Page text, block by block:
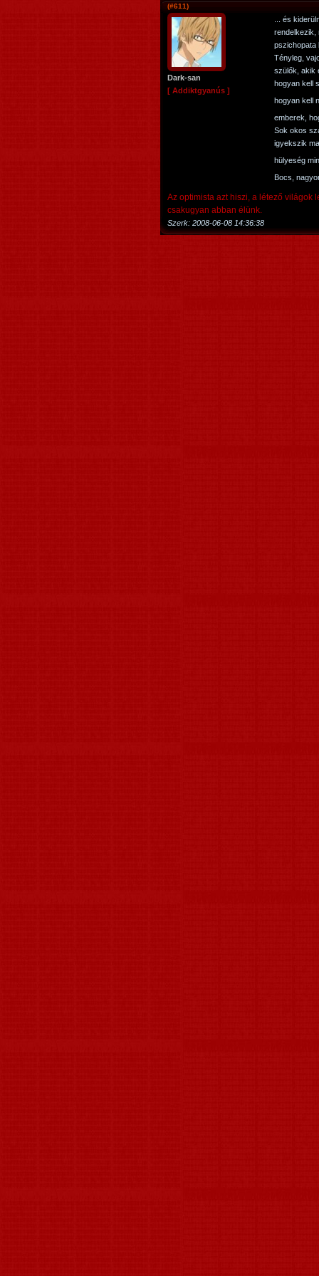
(#611)
Dark-san
[ Addiktgyanús ]
... és
rendelkezik,
pszichopata
Tényleg,
szülők, akik
hogyan kell
hogyan kell
emberek,
Sok okos
igyekszik
hülyeség
Bocs,
Az optimista azt hiszi, a létező világok
csakugyan abban élünk.
Szerk: 2008-06-08 14:36:38